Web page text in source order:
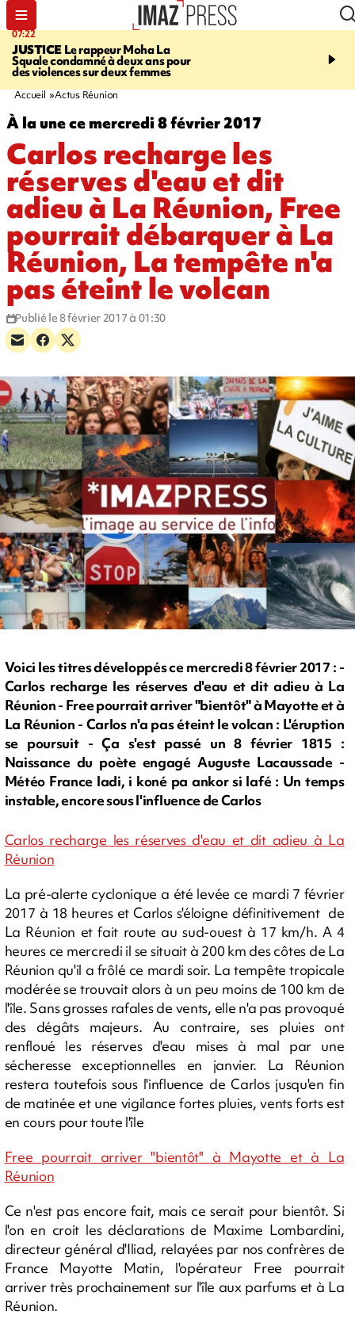
07:22
JUSTICE Le rappeur Moha La
Squale condamné à deux ans pour
des violences sur deux femmes
10:46
décède en juillet, 18
Accueil Actus Réunion
À la une ce mercredi 8 février 2017
Carlos recharge les
réserves d'eau et dit
adieu à La Réunion, Free
pourrait débarquer à La
Réunion, La tempête n'a
pas éteint le volcan
Publié le 8 février 2017 à 01:30
Voici les titres développés ce mercredi 8 février 2017 : -
Carlos recharge les réserves d'eau et dit adieu à La
Réunion - Free pourrait arriver "bientôt" à Mayotte et à
La Réunion - Carlos n'a pas éteint le volcan : L'éruption
se poursuit - Ça s'est passé un 8 février 1815 :
Naissance du poète engagé Auguste Lacaussade -
Météo France ladi, i koné pa ankor si lafé : Un temps
instable, encore sous l'influence de Carlos
Carlos recharge les réserves d'eau et dit adieu à La
Réunion
La pré-alerte cyclonique a été levée ce mardi 7 février
2017 à 18 heures et Carlos s'éloigne définitivement de
La Réunion et fait route au sud-ouest à 17 km/h. A 4
heures ce mercredi il se situait à 200 km des côtes de La
Réunion qu'il a frôlé ce mardi soir. La tempête tropicale
modérée se trouvait alors à un peu moins de 100 km de
l'île. Sans grosses rafales de vents, elle n'a pas provoqué
des dégâts majeurs. Au contraire, ses pluies ont
renfloué les réserves d'eau mises à mal par une
sécheresse exceptionnelles en janvier. La Réunion
restera toutefois sous l'influence de Carlos jusqu'en fin
de matinée et une vigilance fortes pluies, vents forts est
en cours pour toute l'île
Free pourrait arriver "bientôt" à Mayotte et à La
Réunion
Ce n'est pas encore fait, mais ce serait pour bientôt. Si
l'on en croit les déclarations de Maxime Lombardini,
directeur général d'Iliad, relayées par nos confrères de
France Mayotte Matin, l'opérateur Free pourrait
arriver très prochainement sur l'île aux parfums et à La
Réunion.